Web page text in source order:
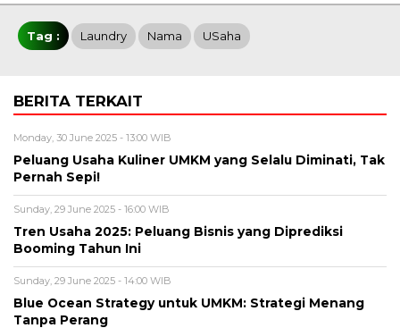
Tag : Laundry Nama USaha
BERITA TERKAIT
Monday, 30 June 2025 - 13:00 WIB
Peluang Usaha Kuliner UMKM yang Selalu Diminati, Tak
Pernah Sepi!
Sunday, 29 June 2025 - 16:00 WIB
Tren Usaha 2025: Peluang Bisnis yang Diprediksi
Booming Tahun Ini
Sunday, 29 June 2025 - 14:00 WIB
Blue Ocean Strategy untuk UMKM: Strategi Menang
Tanpa Perang